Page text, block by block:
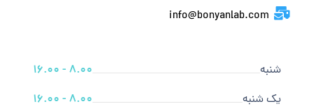
info@bonyanlab.com
شنبه
8.00 - 16.00
یک شنبه
8.00 - 16.00